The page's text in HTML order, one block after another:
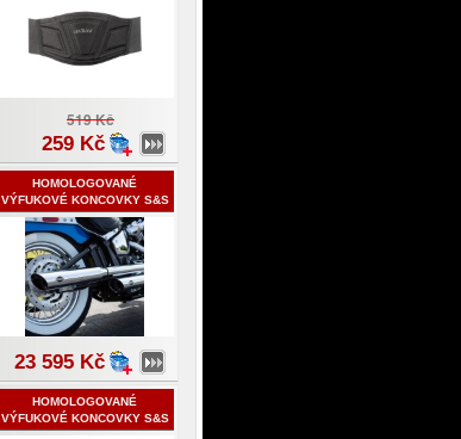
519 Kč
259 Kč
HOMOLOGOVANÉ
VÝFUKOVÉ KONCOVKY S&S
- HARLEY-HAVIDSON
SOFTAIL 2018
23 595 Kč
HOMOLOGOVANÉ
VÝFUKOVÉ KONCOVKY S&S
- HARLEY-HAVIDSON